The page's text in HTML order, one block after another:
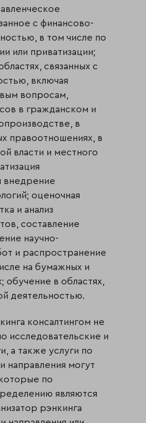
с финансово-
в том числе по
или приватизации;
связанных с
включая
вопросам,
в гражданском и
в
правоотношениях, в
власти и местного
внедрение
оценочная
и анализ
составление
научно-
и распространение
на бумажных и
обучение в областях,
деятельностью.
консалтингом не
исследовательские и
а также услуги по
направления могут
по
являются
рэнкинга